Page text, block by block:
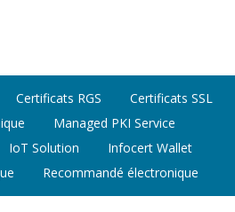
Certificats RGS
Certificats SSL
Managed PKI Service
IoT Solution
Infocert Wallet
Recommandé électronique